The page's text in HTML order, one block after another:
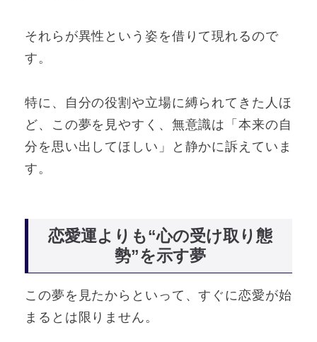
それらが異性という姿を借りて現れるので
す。
特に、自分の役割や立場に縛られてきた人ほ
ど、この夢を見やすく、無意識は「本来の自
分を思い出してほしい」と静かに訴えていま
す。
恋愛運よりも“心の受け取り態
勢”を示す夢
この夢を見たからといって、すぐに恋愛が始
まるとは限りません。